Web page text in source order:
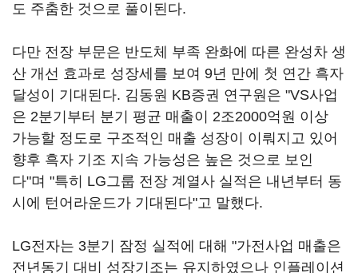
도 주춤한 것으로 풀이된다.
다만 전장 부문은 반도체 부족 완화에 따른 완성차 생
산 개선 효과로 성장세를 보여 9년 만에 첫 연간 흑자
달성이 기대된다. 김동원 KB증권 연구원은 "VS사업
은 2분기부터 분기 평균 매출이 2조2000억원 이상
가능할 정도로 구조적인 매출 성장이 이뤄지고 있어
향후 흑자 기조 지속 가능성은 높은 것으로 보인
다"며 "특히 LG그룹 전장 계열사 실적은 내년부터 동
시에 턴어라운드가 기대된다"고 말했다.
LG전자는 3분기 잠정 실적에 대해 "가전사업 매출은
전년동기 대비 성장기조는 유지하였으나 인플레이션